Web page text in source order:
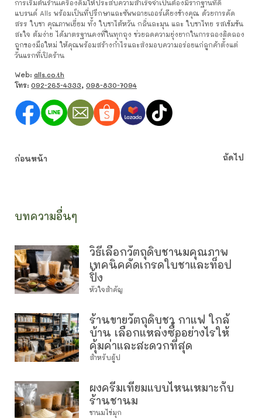
การเริ่มต้นร้านเครื่องดื่มให้ประสบความสำเร็จจำเป็นต้องมีรากฐานที่ดี
แบรนด์ Alls พร้อมเป็นที่ปรึกษาและซัพพลายเออร์เคียงข้างคุณ ด้วยการคัด
สรร ใบชา คุณภาพเยี่ยม ทั้ง ใบชาไต้หวัน กลิ่นละมุน และ ใบชาไทย รสเข้มข้น
สะใจ ต้มง่าย ได้มาตรฐานคงที่ในทุกถุง ช่วยลดความยุ่งยากในการลองผิดลอง
ถูกของมือใหม่ ให้คุณพร้อมสร้างกำไรและส่งมอบความอร่อยแก่ลูกค้าตั้งแต่
วันแรกที่เปิดร้าน
Web: alls.co.th
โทร: 092-265-4333, 098-830-7094
ก่อนหน้า ถัดไป
บทความอื่นๆ
วิธีเลือกวัตถุดิบชานมคุณภาพ
เทคนิคคัดเกรดใบชาและท็อป
ปิ้ง
หัวใจสำคัญ
ร้านขายวัตถุดิบชา กาแฟ ใกล้
บ้าน เลือกแหล่งซื้ออย่างไรให้
คุ้มค่าและสะดวกที่สุด
สำหรับผู้ป
ผงครีมเทียมแบบไหนเหมาะกับ
ร้านชานม
ชานมไข่มุก